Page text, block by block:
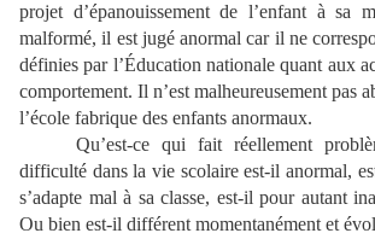
projet d’épanouissement de l’enfant à sa
malformé, il est jugé anormal car il ne
définies par l’Éducation nationale quant aux
comportement. Il n’est malheureusement pas
l’école fabrique des enfants anormaux.
Qu’est-ce qui fait réellement
difficulté dans la vie scolaire est-il anormal,
s’adapte mal à sa classe, est-il pour autant
Ou bien est-il différent momentanément et